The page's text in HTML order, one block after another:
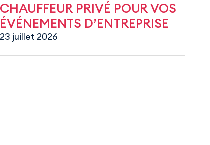
CHAUFFEUR PRIVÉ POUR VOS
ÉVÉNEMENTS D’ENTREPRISE
23 juillet 2026